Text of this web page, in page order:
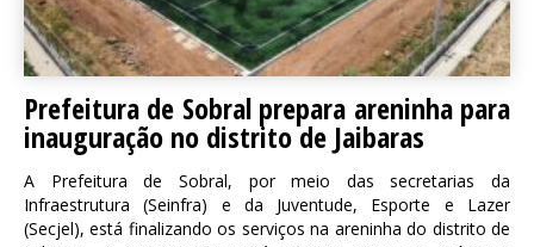
Prefeitura de Sobral prepara areninha para
inauguração no distrito de Jaibaras
A Prefeitura de Sobral, por meio das secretarias da
Infraestrutura (Seinfra) e da Juventude, Esporte e Lazer
(Secjel), está finalizando os serviços na areninha do distrito de